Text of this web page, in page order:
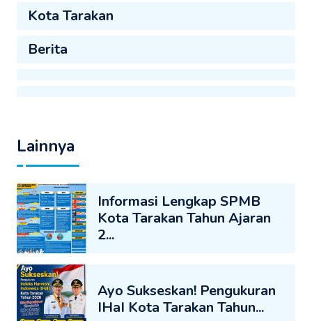
Kota Tarakan
Berita
Lainnya
Informasi Lengkap SPMB
Kota Tarakan Tahun Ajaran
2...
Ayo Sukseskan! Pengukuran
IHaI Kota Tarakan Tahun...